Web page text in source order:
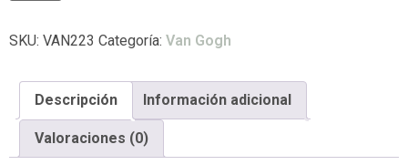
SKU: VAN223 Categoría: Van Gogh
Descripción Información adicional
Valoraciones (0)